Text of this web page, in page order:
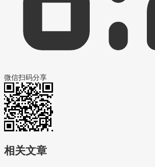
微信扫码分享
相关文章